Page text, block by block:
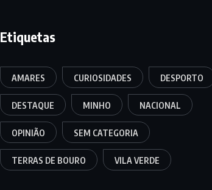
Etiquetas
AMARES CURIOSIDADES DESPORTO
DESTAQUE MINHO NACIONAL
OPINIÃO SEM CATEGORIA
TERRAS DE BOURO VILA VERDE